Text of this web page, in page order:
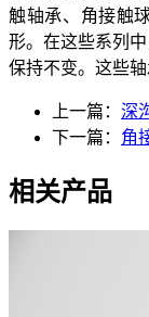
触轴承、角接触
形。在这些系列
保持不变。这些轴
上一篇： 深
下一篇： 角
相关产品